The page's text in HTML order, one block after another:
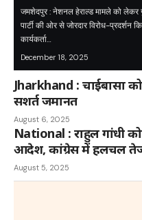
जमशेदपुर : नेशनल हेराल्ड मामले को लेकर
पार्टी की ओर से जोरदार विरोध-प्रदर्शन
कार्यकर्ता…
December 18, 2025
Jharkhand : चाईबासा
सशर्त जमानत
August 6, 2025
National : राहुल गांधी
आदेश, कांग्रेस में हलचल
August 5, 2025